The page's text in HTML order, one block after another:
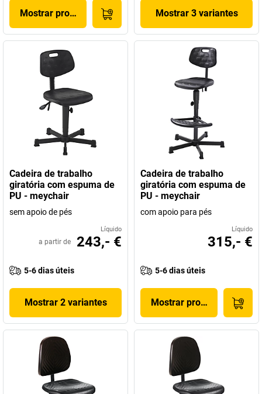
Mostrar produto Mostrar 3 variantes
Cadeira de trabalho
giratória com espuma de
PU - meychair
sem apoio de pés
Líquido
a partir de 243,- €
5-6 dias úteis
Mostrar 2 variantes
Cadeira de trabalho
giratória com espuma de
PU - meychair
com apoio para pés
Líquido
315,- €
5-6 dias úteis
Mostrar produto